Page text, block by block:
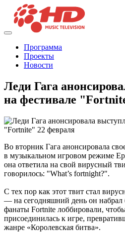
Программа
Проекты
Новости
Леди Гага
на фестивале
Во вторник Гага анонсировала
в музыкальном игровом режиме
она ответила на свой вирусный
говорилось: "What’s fortnight?".
С тех пор как этот твит стал
— на сегодняшний день он набрал
фанаты Fortnite лоббировали,
присоединилась к игре,
жанре «Королевская битва».